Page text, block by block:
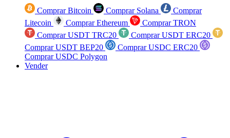
Comprar Bitcoin Comprar Solana
Comprar
Litecoin
Comprar Ethereum
Comprar TRON
Comprar USDT TRC20
Comprar USDT ERC20
Comprar USDT BEP20
Comprar USDC ERC20
Comprar USDC Polygon
Vender